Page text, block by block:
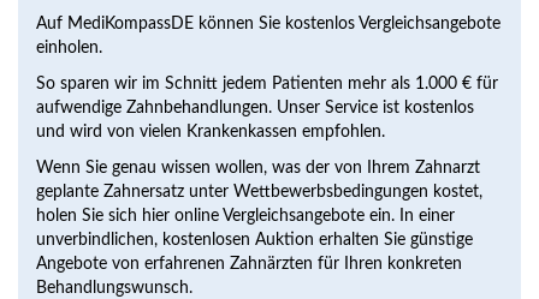
Auf MediKompassDE können Sie kostenlos Vergleichsangebote
einholen.
So sparen wir im Schnitt jedem Patienten mehr als 1.000 € für
aufwendige Zahnbehandlungen. Unser Service ist kostenlos
und wird von vielen Krankenkassen empfohlen.
Wenn Sie genau wissen wollen, was der von Ihrem Zahnarzt
geplante Zahnersatz unter Wettbewerbsbedingungen kostet,
holen Sie sich hier online Vergleichsangebote ein. In einer
unverbindlichen, kostenlosen Auktion erhalten Sie günstige
Angebote von erfahrenen Zahnärzten für Ihren konkreten
Behandlungswunsch.